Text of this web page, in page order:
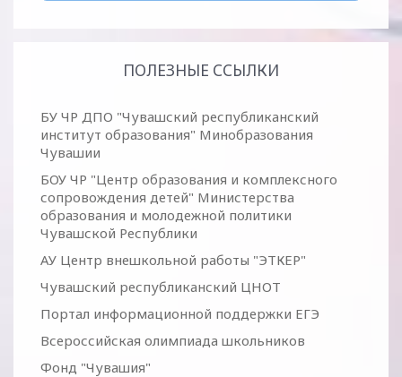
ПОЛЕЗНЫЕ ССЫЛКИ
БУ ЧР ДПО "Чувашский республиканский
институт образования" Минобразования
Чувашии
БОУ ЧР "Центр образования и комплексного
сопровождения детей" Министерства
образования и молодежной политики
Чувашской Республики
АУ Центр внешкольной работы "ЭТКЕР"
Чувашский республиканский ЦНОТ
Портал информационной поддержки ЕГЭ
Всероссийская олимпиада школьников
Фонд "Чувашия"